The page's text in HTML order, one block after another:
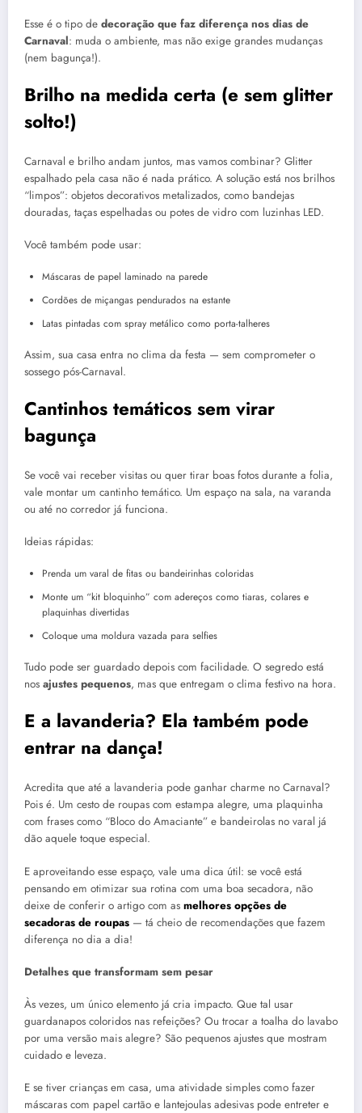
Esse é o tipo de decoração que faz diferença nos dias de
Carnaval: muda o ambiente, mas não exige grandes mudanças
(nem bagunça!).
Brilho na medida certa (e sem glitter
solto!)
Carnaval e brilho andam juntos, mas vamos combinar? Glitter
espalhado pela casa não é nada prático. A solução está nos brilhos
“limpos”: objetos decorativos metalizados, como bandejas
douradas, taças espelhadas ou potes de vidro com luzinhas LED.
Você também pode usar:
Máscaras de papel laminado na parede
Cordões de miçangas pendurados na estante
Latas pintadas com spray metálico como porta-talheres
Assim, sua casa entra no clima da festa — sem comprometer o
sossego pós-Carnaval.
Cantinhos temáticos sem virar
bagunça
Se você vai receber visitas ou quer tirar boas fotos durante a folia,
vale montar um cantinho temático. Um espaço na sala, na varanda
ou até no corredor já funciona.
Ideias rápidas:
Prenda um varal de fitas ou bandeirinhas coloridas
Monte um “kit bloquinho” com adereços como tiaras, colares e
plaquinhas divertidas
Coloque uma moldura vazada para selfies
Tudo pode ser guardado depois com facilidade. O segredo está
nos ajustes pequenos, mas que entregam o clima festivo na hora.
E a lavanderia? Ela também pode
entrar na dança!
Acredita que até a lavanderia pode ganhar charme no Carnaval?
Pois é. Um cesto de roupas com estampa alegre, uma plaquinha
com frases como “Bloco do Amaciante” e bandeirolas no varal já
dão aquele toque especial.
E aproveitando esse espaço, vale uma dica útil: se você está
pensando em otimizar sua rotina com uma boa secadora, não
deixe de conferir o artigo com as melhores opções de
secadoras de roupas — tá cheio de recomendações que fazem
diferença no dia a dia!
Detalhes que transformam sem pesar
Às vezes, um único elemento já cria impacto. Que tal usar
guardanapos coloridos nas refeições? Ou trocar a toalha do lavabo
por uma versão mais alegre? São pequenos ajustes que mostram
cuidado e leveza.
E se tiver crianças em casa, uma atividade simples como fazer
máscaras com papel cartão e lantejoulas adesivas pode entreter e